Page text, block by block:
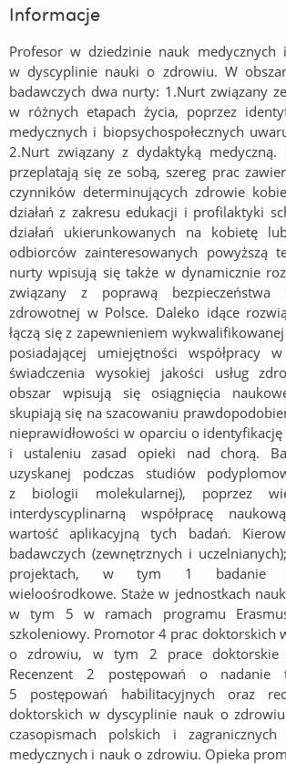
Informacje
Profesor w dziedzinie nauk
w dyscyplinie nauki o zdrowiu. W
badawczych dwa nurty: 1.Nurt związany
w różnych etapach życia, poprzez
medycznych i biopsychospołecznych
2.Nurt związany z dydaktyką medyczną.
przeplatają się ze sobą, szereg prac
czynników determinujących zdrowie
działań z zakresu edukacji i profilaktyki
działań ukierunkowanych na kobietę
odbiorców zainteresowanych powyższą
nurty wpisują się także w dynamicznie
związany z poprawą
zdrowotnej w Polsce. Daleko idące
łączą się z zapewnieniem
posiadającej umiejętności współpracy
świadczenia wysokiej jakości usług
obszar wpisują się osiągnięcia
skupiają się na szacowaniu
nieprawidłowości w oparciu o
i ustaleniu zasad opieki nad chorą.
uzyskanej podczas studiów
z biologii molekularnej), poprzez
interdyscyplinarną współpracę
wartość aplikacyjną tych badań.
badawczych (zewnętrznych i
projektach, w tym 1 badanie
wieloośrodkowe. Staże w jednostkach
w tym 5 w ramach programu
szkoleniowy. Promotor 4 prac doktorskich
o zdrowiu, w tym 2 prace doktorskie
Recenzent 2 postępowań o nadanie
5 postępowań habilitacyjnych oraz
doktorskich w dyscyplinie nauk o
czasopismach polskich i
medycznych i nauk o zdrowiu. Opieka